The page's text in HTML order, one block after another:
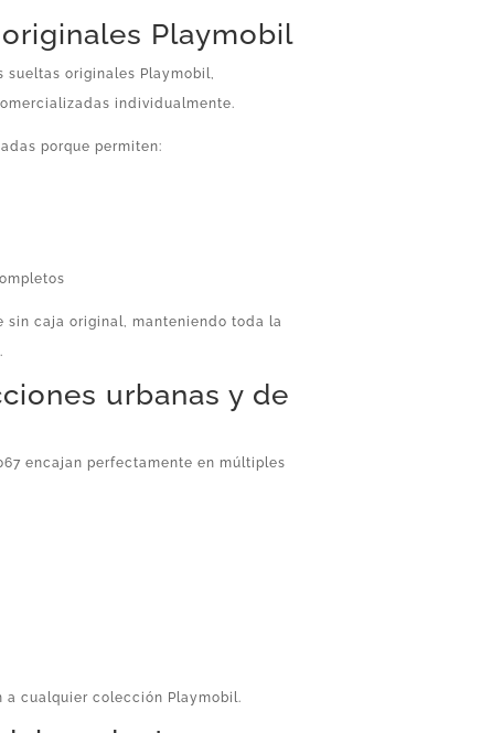
Playmobil
originales Playmobil,
individualmente.
porque permiten:
sin caja original, manteniendo toda la
urbanas y de
encajan perfectamente en múltiples
a cualquier colección Playmobil.